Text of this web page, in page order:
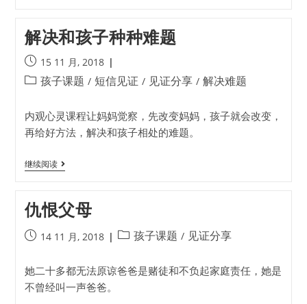
解决和孩子种种难题
15 11 月, 2018
孩子课题 / 短信见证 / 见证分享 / 解决难题
内观心灵课程让妈妈觉察，先改变妈妈，孩子就会改变，
再给好方法，解决和孩子相处的难题。
继续阅读
仇恨父母
14 11 月, 2018 孩子课题 / 见证分享
她二十多都无法原谅爸爸是赌徒和不负起家庭责任，她是
不曾经叫一声爸爸。